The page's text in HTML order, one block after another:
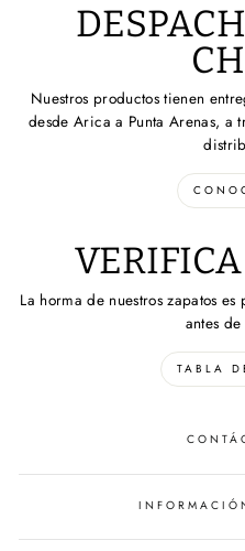
Nuestros productos tienen
desde Arica a Punta Arenas, a
La horma de nuestros zapatos
antes
TABLA